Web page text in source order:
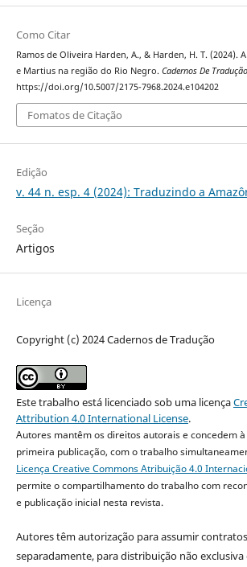
Como Citar
Ramos de Oliveira Harden, A., & Harden, H. T. (2024).
e Martius na região do Rio Negro. Cadernos De Tradução
https://doi.org/10.5007/2175-7968.2024.e104202
Fomatos de Citação
Edição
v. 44 n. esp. 4 (2024): Traduzindo a
Seção
Artigos
Licença
Copyright (c) 2024 Cadernos de Tradução
Este trabalho está licenciado sob uma licença
Attribution 4.0 International License.
Autores mantêm os direitos autorais e concedem
primeira publicação, com o trabalho
Licença Creative Commons Atribuição 4.0
permite o compartilhamento do trabalho com
e publicação inicial nesta revista.
Autores têm autorização para assumir
separadamente, para distribuição não exclusiva